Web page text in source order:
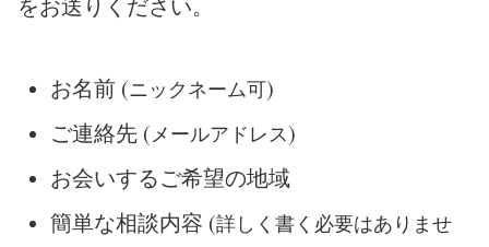
お名前 (ニックネーム可)
ご連絡先 (メールアドレス)
お会いするご希望の地域
簡単な相談内容 (詳しく書く必要はありませ